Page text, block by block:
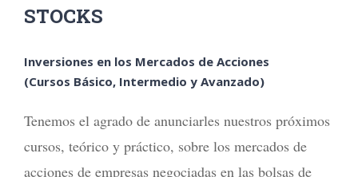
STOCKS
Inversiones en los Mercados de Acciones
(Cursos Básico, Intermedio y Avanzado)
Tenemos el agrado de anunciarles nuestros próximos
cursos, teórico y práctico, sobre los mercados de
acciones de empresas negociadas en las bolsas de